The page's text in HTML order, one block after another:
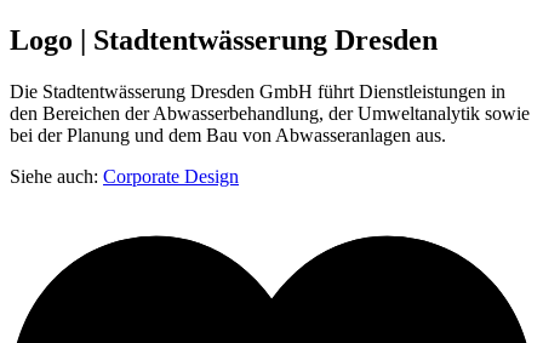
Logo | Stadtentwässerung Dresden
Die Stadtentwässerung Dresden GmbH führt Dienstleistungen in
den Bereichen der Abwasserbehandlung, der Umwelt­analytik sowie
bei der Planung und dem Bau von Abwasseranlagen aus.
Siehe auch: Corporate Design